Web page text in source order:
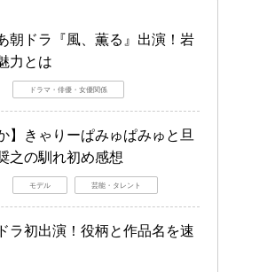
朝ドラ『風、薫る』出演！岩
力とは
ドラマ・俳優・女優関係
】きゃりーぱみゅぱみゅと旦
之の馴れ初め感想
モデル 芸能・タレント
ラ初出演！役柄と作品名を速